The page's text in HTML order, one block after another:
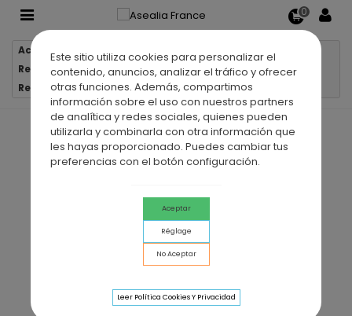
Este sitio utiliza cookies para personalizar el
contenido, anuncios, analizar el tráfico y ofrecer
otras funciones. Además, compartimos
información sobre el uso con nuestros partners
de analítica y redes sociales, quienes pueden
utilizarla y combinarla con otra información que
les hayas proporcionado. Puedes cambiar tus
preferencias con el botón configuración.
Aceptar
Réglage
No Aceptar
Leer Política Cookies Y Privacidad
0
Accueil
Receveurs de douche en résine
Receveur de douche en résine VIRGO